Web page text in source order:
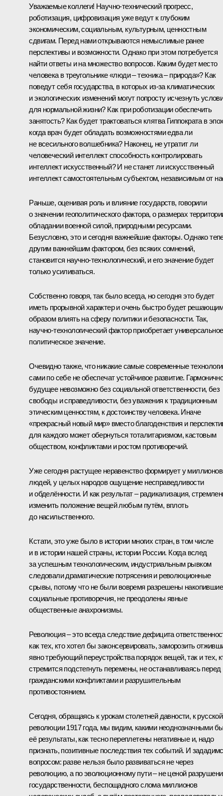
Уважаемые коллеги! Научно-технический прогресс,
роботизация, цифровизация уже ведут к глубоким
экономическим, социальным, культурным, ценностным
сдвигам. Перед нами открываются немыслимые ранее
перспективы и возможности. Однако при этом потребуется
найти ответы и на множество вопросов. Каким будет место
человека в треугольнике «люди – техника – природа»? Как
поведут себя государства, в которых из-за климатических
и экологических изменений могут попросту исчезнуть
для нормальной жизни? Как при роботизации обеспечить
занятость? Как будет трактоваться клятва Гиппократа в
когда врач будет обладать возможностями едва ли
не всесильного волшебника? Наконец, не утратит ли
человеческий интеллект способность контролировать
интеллект искусственный? И не станет ли искусственный
интеллект самостоятельным субъектом, независимым от
Раньше, оценивая роль и влияние государств, говорили
о значении геополитического фактора, о размерах
обладании военной силой, природными ресурсами.
Безусловно, это и сегодня важнейшие факторы. Однако
другим важнейшим фактором, без всяких сомнений,
становится научно-технологический, и его значение будет
только усиливаться.
Собственно говоря, так было всегда, но сегодня это будет
иметь прорывной характер и очень быстро будет решающим
образом влиять на сферу политики и безопасности. Так,
научно-технологический фактор приобретает универсальное
политическое значение.
Очевидно также, что никакие самые современные
сами по себе не обеспечат устойчивое развитие.
будущее невозможно без социальной ответственности, без
свободы и справедливости, без уважения к традиционным
этическим ценностям, к достоинству человека. Иначе
«прекрасный новый мир» вместо благоденствия и
для каждого может обернуться тоталитаризмом, кастовым
обществом, конфликтами и ростом противоречий.
Уже сегодня растущее неравенство формирует у миллионов
людей, у целых народов ощущение несправедливости
и обделённости. И как результат – радикализация,
изменить положение вещей любым путём, вплоть
до насильственного.
Кстати, это уже было в истории многих стран, в том числе
и в истории нашей страны, истории России. Когда вслед
за успешным технологическим, индустриальным рывком
следовали драматические потрясения и революционные
срывы, потому что не были вовремя разрешены
социальные противоречия, не преодолены явные
общественные анахронизмы.
Революция – это всегда следствие дефицита
как тех, кто хотел бы законсервировать, заморозить
явно требующий переустройства порядок вещей, так и тех,
стремится подстегнуть перемены, не останавливаясь перед
гражданскими конфликтами и разрушительным
противостоянием.
Сегодня, обращаясь к урокам столетней давности, к русской
революции 1917 года, мы видим, какими неоднозначными
её результаты, как тесно переплетены негативные и, надо
признать, позитивные последствия тех событий. И
вопросом: разве нельзя было развиваться не через
революцию, а по эволюционному пути – не ценой
государственности, беспощадного слома миллионов